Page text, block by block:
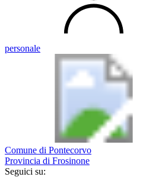
personale
Comune di Pontecorvo
Provincia di Frosinone
Seguici su: